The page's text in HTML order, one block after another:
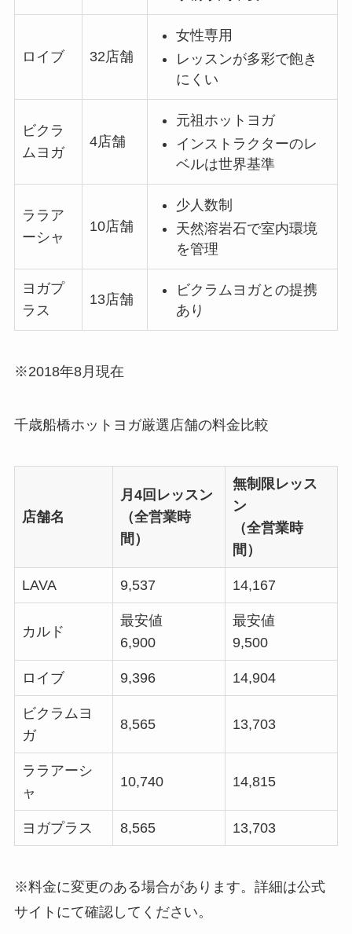
ロイブ 32店舗
女性専用
レッスンが多彩で飽き
にくい
ビクラ
ムヨガ
4店舗
元祖ホットヨガ
インストラクターのレ
ベルは世界基準
ララア
ーシャ
10店舗
少人数制
天然溶岩石で室内環境
を管理
ヨガプ
ラス
13店舗
ビクラムヨガとの提携
あり
※2018年8月現在
千歳船橋ホットヨガ厳選店舗の料金比較
店舗名
月4回レッスン
（全営業時
間）
無制限レッス
ン
（全営業時
間）
LAVA 9,537 14,167
カルド
最安値
6,900
最安値
9,500
ロイブ 9,396 14,904
ビクラムヨ
ガ
8,565 13,703
ララアーシ
ャ
10,740 14,815
ヨガプラス 8,565 13,703
※料金に変更のある場合があります。詳細は公式
サイトにて確認してください。